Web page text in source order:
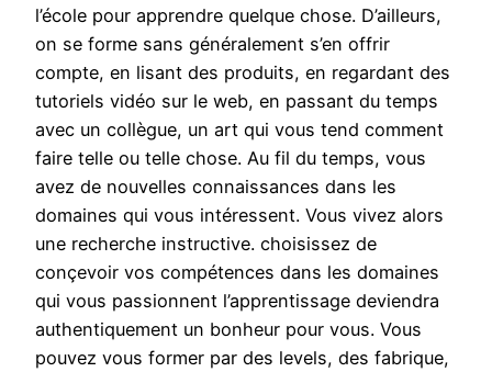
l’école pour apprendre quelque chose. D’ailleurs,
on se forme sans généralement s’en offrir
compte, en lisant des produits, en regardant des
tutoriels vidéo sur le web, en passant du temps
avec un collègue, un art qui vous tend comment
faire telle ou telle chose. Au fil du temps, vous
avez de nouvelles connaissances dans les
domaines qui vous intéressent. Vous vivez alors
une recherche instructive. choisissez de
conçevoir vos compétences dans les domaines
qui vous passionnent l’apprentissage deviendra
authentiquement un bonheur pour vous. Vous
pouvez vous former par des levels, des fabrique,